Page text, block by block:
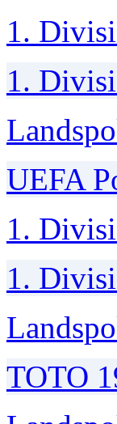
1.
1.
UEFA
1.
1.
TOTO